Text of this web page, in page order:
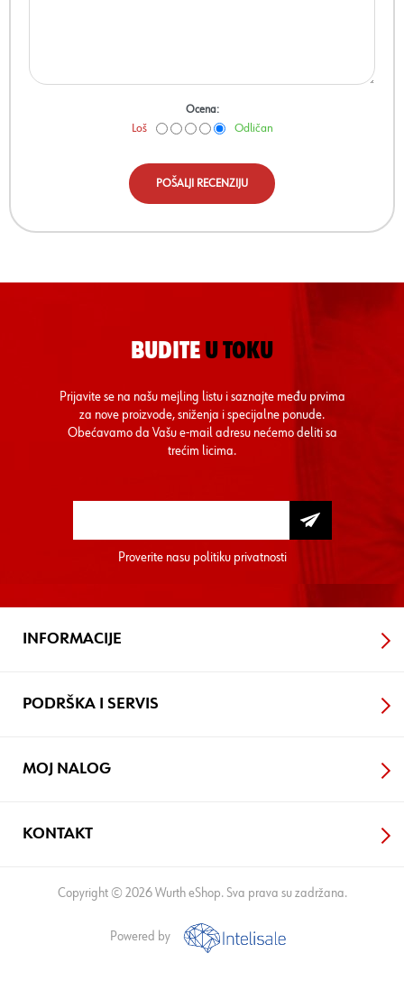
Ocena:
Loš Odličan
POŠALJI RECENZIJU
BUDITE U TOKU
Prijavite se na našu mejling listu i saznajte među prvima
za nove proizvode, sniženja i specijalne ponude.
Obećavamo da Vašu e-mail adresu nećemo deliti sa
trećim licima.
Proverite nasu politiku privatnosti
INFORMACIJE
PODRŠKA I SERVIS
MOJ NALOG
KONTAKT
Copyright © 2026 Wurth eShop. Sva prava su zadržana.
Powered by